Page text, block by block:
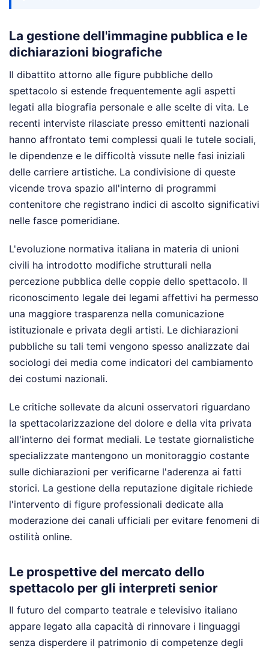
La gestione dell'immagine pubblica e le
dichiarazioni biografiche
Il dibattito attorno alle figure pubbliche dello
spettacolo si estende frequentemente agli aspetti
legati alla biografia personale e alle scelte di vita. Le
recenti interviste rilasciate presso emittenti nazionali
hanno affrontato temi complessi quali le tutele sociali,
le dipendenze e le difficoltà vissute nelle fasi iniziali
delle carriere artistiche. La condivisione di queste
vicende trova spazio all'interno di programmi
contenitore che registrano indici di ascolto significativi
nelle fasce pomeridiane.
L'evoluzione normativa italiana in materia di unioni
civili ha introdotto modifiche strutturali nella
percezione pubblica delle coppie dello spettacolo. Il
riconoscimento legale dei legami affettivi ha permesso
una maggiore trasparenza nella comunicazione
istituzionale e privata degli artisti. Le dichiarazioni
pubbliche su tali temi vengono spesso analizzate dai
sociologi dei media come indicatori del cambiamento
dei costumi nazionali.
Le critiche sollevate da alcuni osservatori riguardano
la spettacolarizzazione del dolore e della vita privata
all'interno dei format mediali. Le testate giornalistiche
specializzate mantengono un monitoraggio costante
sulle dichiarazioni per verificarne l'aderenza ai fatti
storici. La gestione della reputazione digitale richiede
l'intervento di figure professionali dedicate alla
moderazione dei canali ufficiali per evitare fenomeni di
ostilità online.
Le prospettive del mercato dello
spettacolo per gli interpreti senior
Il futuro del comparto teatrale e televisivo italiano
appare legato alla capacità di rinnovare i linguaggi
senza disperdere il patrimonio di competenze degli